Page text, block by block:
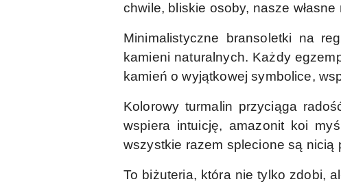
chwile, bliskie osoby, nasze własne
Minimalistyczne bransoletki na
kamieni naturalnych. Każdy
kamień o wyjątkowej symbolice,
Kolorowy turmalin przyciąga
wspiera intuicję, amazonit koi
wszystkie razem splecione są
To biżuteria, która nie tylko zdobi,